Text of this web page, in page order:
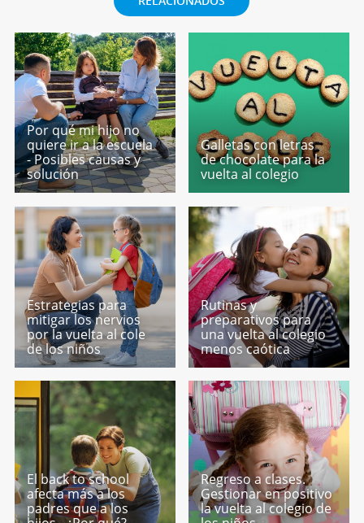
Por qué mi hijo no
quiere ir a la escuela
- Posibles causas y
solución
Galletas con letras
de chocolate para la
vuelta al colegio
Estrategias para
mitigar los nervios
por la vuelta al cole
de los niños
Rutinas y
preparativos para
una vuelta al colegio
menos caótica
El back to school
afecta más a los
padres que a los
Regreso a clases.
Gestionar en positivo
la vuelta al colegio de